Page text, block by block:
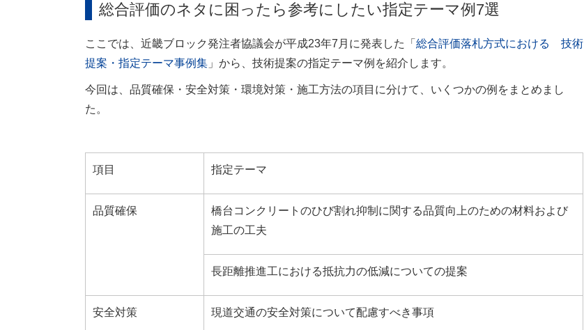
総合評価のネタに困ったら参考にしたい指定テーマ例7選
ここでは、近畿ブロック発注者協議会が平成23年7月に発表した「 総合評価落札方式における 技術
提案・指定テーマ事例集 」から、技術提案の指定テーマ例を紹介します。
今回は、品質確保・安全対策・環境対策・施工方法の項目に分けて、いくつかの例をまとめまし
た。
項目 指定テーマ
品質確保
橋台コンクリートのひび割れ抑制に関する品質向上のための材料および
施工の工夫
長距離推進工における抵抗力の低減についての提案
安全対策 現道交通の安全対策について配慮すべき事項